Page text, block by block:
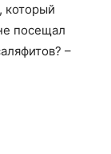
который
посещал
–